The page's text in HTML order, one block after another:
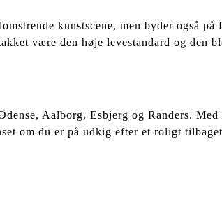
kunstscene, men byder også
være den høje levestandard og den
Aalborg, Esbjerg og Randers.
om du er på udkig efter et roligt